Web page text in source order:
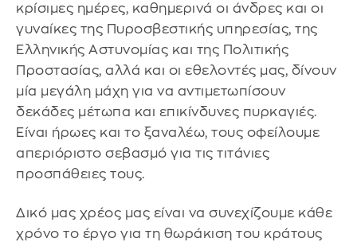
κρίσιμες ημέρες, καθημερινά οι άνδρες και οι
γυναίκες της Πυροσβεστικής υπηρεσίας, της
Ελληνικής Αστυνομίας και της Πολιτικής
Προστασίας, αλλά και οι εθελοντές μας, δίνουν
μία μεγάλη μάχη για να αντιμετωπίσουν
δεκάδες μέτωπα και επικίνδυνες πυρκαγιές.
Είναι ήρωες και το ξαναλέω, τους οφείλουμε
απεριόριστο σεβασμό για τις τιτάνιες
προσπάθειες τους.
Δικό μας χρέος μας είναι να συνεχίζουμε κάθε
χρόνο το έργο για τη θωράκιση του κράτους